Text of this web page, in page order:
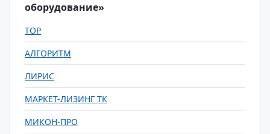
оборудование»
TOP
АЛГОРИТМ
ЛИРИС
МАРКЕТ-ЛИЗИНГ ТК
МИКОН-ПРО